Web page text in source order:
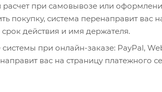
при самовывозе или
покупку, система перенаправит вас
действия и имя держателя.
при онлайн-заказе: PayPal,
вас на страницу платежного